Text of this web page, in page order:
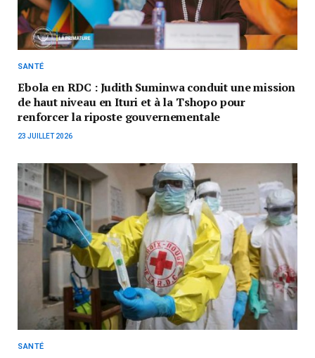
SANTÉ
Ebola en RDC : Judith Suminwa conduit une mission
de haut niveau en Ituri et à la Tshopo pour
renforcer la riposte gouvernementale
23 JUILLET 2026
SANTÉ